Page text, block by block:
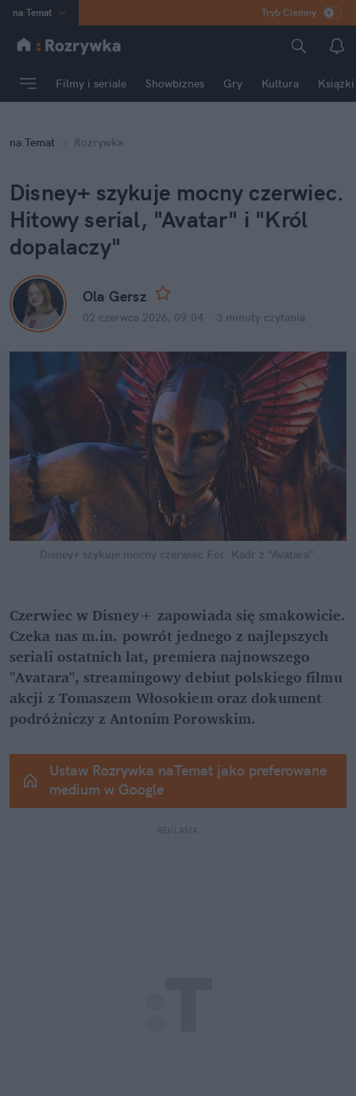
na:Temat
INN Poland
mama
Rozrywka
Tryb Ciemny
Filmy i seriale Showbiznes Gry Kultura Książki
na:Temat Rozrywka
Disney+ szykuje mocny czerwiec.
Hitowy serial, "Avatar" i "Król
dopalaczy"
Ola Gersz
02 czerwca 2026, 09:04 3 minuty czytania
Disney+ szykuje mocny czerwiec Fot. Kadr z "Avatara"
Czerwiec w Disney+ zapowiada się smakowicie.
Czeka nas m.in. powrót jednego z najlepszych
seriali ostatnich lat, premiera najnowszego
"Avatara", streamingowy debiut polskiego filmu
akcji z Tomaszem Włosokiem oraz dokument
podróżniczy z Antonim Porowskim.
Ustaw Rozrywka naTemat jako preferowane
medium w Google
REKLAMA